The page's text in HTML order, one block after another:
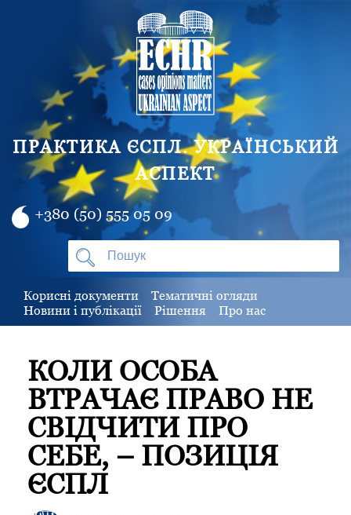
ПРАКТИКА ЄСПЛ. УКРАЇНСЬКИЙ
АСПЕКТ
+380 (50) 555 05 09
Корисні документи
Тематичні огляди
Новини і публікації
Рішення Про нас
КОЛИ ОСОБА
ВТРАЧАЄ ПРАВО НЕ
СВІДЧИТИ ПРО
СЕБЕ, – ПОЗИЦІЯ
ЄСПЛ